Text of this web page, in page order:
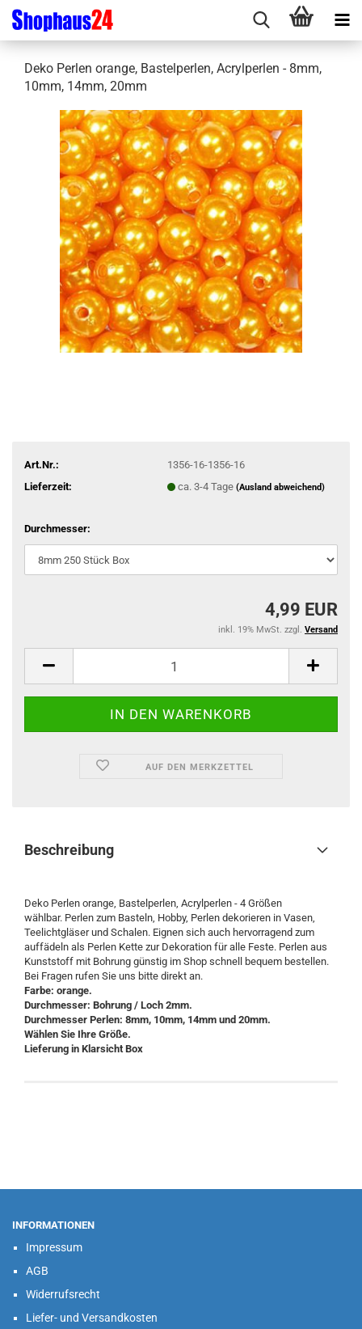
Deko Perlen orange, Bastelperlen, Acrylperlen - 8mm,
10mm, 14mm, 20mm
Art.Nr.:
1356-16-1356-16
Lieferzeit:
ca. 3-4 Tage (Ausland abweichend)
Durchmesser:
4,99 EUR
inkl. 19% MwSt. zzgl. Versand
AUF DEN MERKZETTEL
Beschreibung
Deko Perlen orange, Bastelperlen, Acrylperlen - 4 Größen
wählbar. Perlen zum Basteln, Hobby, Perlen dekorieren in Vasen,
Teelichtgläser und Schalen. Eignen sich auch hervorragend zum
auffädeln als Perlen Kette zur Dekoration für alle Feste. Perlen aus
Kunststoff mit Bohrung günstig im Shop schnell bequem bestellen.
Bei Fragen rufen Sie uns bitte direkt an.
Farbe: orange.
Durchmesser: Bohrung / Loch 2mm.
Durchmesser Perlen: 8mm, 10mm, 14mm und 20mm.
Wählen Sie Ihre Größe.
Lieferung in KlarsichtBox
INFORMATIONEN
Impressum
AGB
Widerrufsrecht
Liefer- und Versandkosten